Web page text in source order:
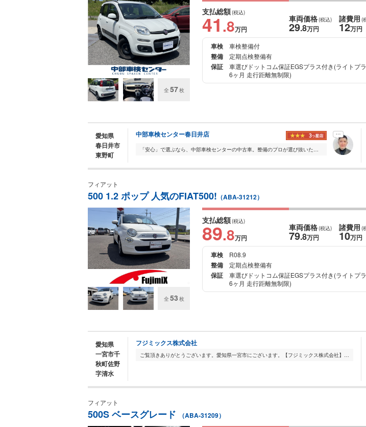
全 57枚
支払総額(税込)
41.8万円
車両価格(税込)
29.8万円
諸費用 (
12万円
車検
車検整備付
整備 定期点検整備有
保証
車選びドットコム保証EGSプラス付き(ライトプ
6ヶ月 走行距離無制限)
愛知県
春日井市
東野町
中部車検センター春日井店
「安心」で選ぶなら、中部車検センターの中古車。整備のプロが選び抜いた確かな一台を。 愛知県春日井市で創業35年以上 、中部運輸局指定工場 として、地域の皆様の...
フィアット
500 1.2 ポップ 人気のFIAT500! （ABA-31212）
全 53 枚
支払総額(税込)
89.8万円
車両価格(税込)
79.8万円
諸費用 (
10万円
車検
R08.9
整備 定期点検整備有
保証
車選びドットコム保証EGSプラス付き(ライトプ
6ヶ月 走行距離無制限)
愛知県
一宮市千
秋町佐野
字清水
フジミックス株式会社
ご覧頂きありがとうございます。愛知県一宮市にございます。【フジミックス株式会社】です。 各自動車メーカー純正のカーナビゲーションシステムや純正カーオーディオ...
フィアット
500S ベースグレード （ABA-31209）